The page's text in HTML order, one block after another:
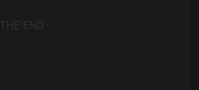
THE END